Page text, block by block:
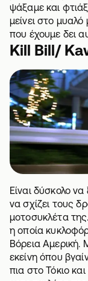
ψάξαμε και
μείνει στο
που έχουμε δει
Kill Bill/
Είναι δύσκολο
να σχίζει τους
μοτοσυκλέτα
η οποία
Βόρεια Αμερική.
εκείνη όπου
πια στο Τόκιο